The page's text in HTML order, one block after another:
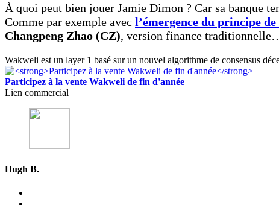
À quoi peut bien jouer Jamie Dimon ? Car sa banque
Comme par exemple avec l’émergence du principe
Changpeng Zhao (CZ), version finance
Wakweli est un layer 1 basé sur un nouvel algorithme de consensus
Participez à la vente Wakweli de fin d'année
Lien commercial
Hugh B.